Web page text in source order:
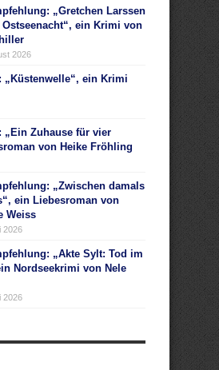
„Gretchen Larssen
ein Krimi von
2026
„Küstenwelle“, ein Krimi
„Ein Zuhause für vier
von Heike Fröhling
„Zwischen damals
ein Liebesroman von
Weiss
2026
„Akte Sylt: Tod im
Nordseekrimi von Nele
2026